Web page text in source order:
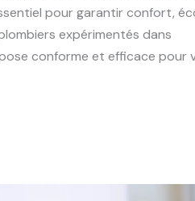
pour garantir confort,
expérimentés dans
pose conforme et efficace pour